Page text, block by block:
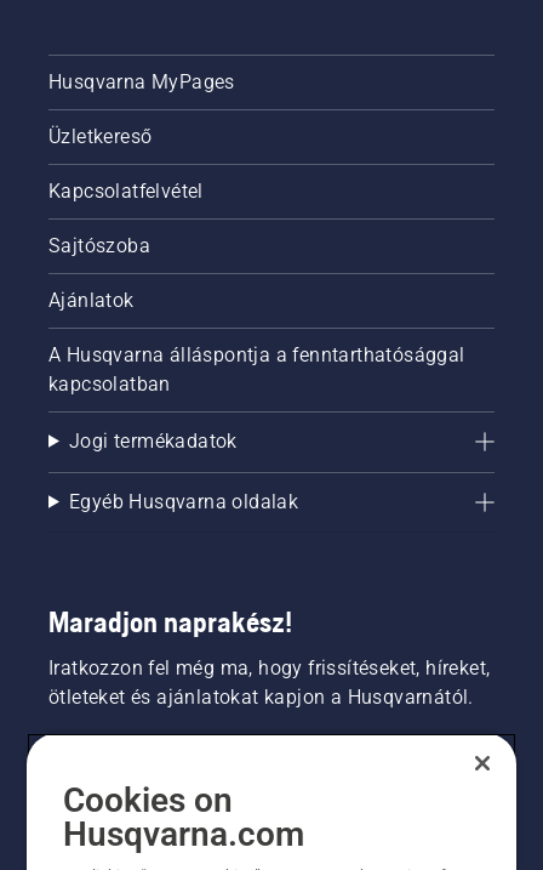
Husqvarna MyPages
Üzletkereső
Kapcsolatfelvétel
Sajtószoba
Ajánlatok
A Husqvarna álláspontja a fenntarthatósággal
kapcsolatban
Jogi termékadatok
Egyéb Husqvarna oldalak
Maradjon naprakész!
Iratkozzon fel még ma, hogy frissítéseket, híreket,
ötleteket és ajánlatokat kapjon a Husqvarnától.
Cookies on
Husqvarna.com